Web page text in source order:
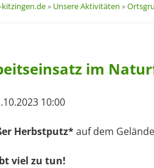
» Unsere Aktivitäten »
im
10:00
Herbstputz*auf dem
viel zu tun!